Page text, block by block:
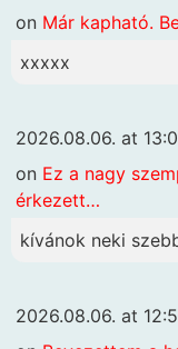
on Már kapható.
xxxxx
2026.08.06. at
on Ez a nagy
érkezett…
kívánok neki
2026.08.06. at